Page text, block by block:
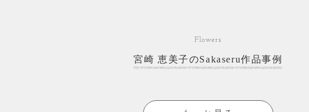
Flowers
宮崎 恵美子のSakaseru作品事例